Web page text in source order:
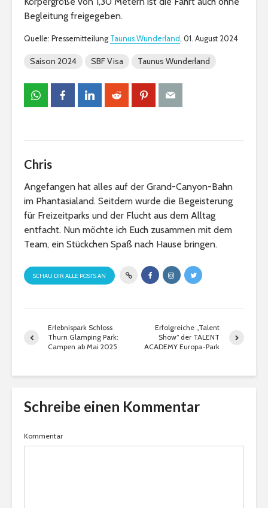
Begleitung freigegeben.
Quelle: Pressemitteilung Taunus Wunderland, 01. August 2024
Saison 2024 SBF Visa Taunus Wunderland
Chris
Angefangen hat alles auf der Grand-Canyon-Bahn
im Phantasialand. Seitdem wurde die Begeisterung
für Freizeitparks und der Flucht aus dem Alltag
entfacht. Nun möchte ich Euch zusammen mit dem
Team, ein Stückchen Spaß nach Hause bringen.
SCHAU DIR ALLE POSTS AN
Erlebnispark Schloss
Thurn Glamping Park:
Campen ab Mai 2025
Erfolgreiche „Talent
Show“ der TALENT
ACADEMY Europa-Park
Schreibe einen Kommentar
Kommentar